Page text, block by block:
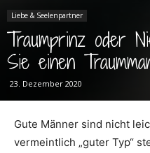
Liebe & Seelenpartner
Traumprinz oder
Sie einen
23. Dezember 2020
Gute Männer sind nicht
vermeintlich „guter Typ“